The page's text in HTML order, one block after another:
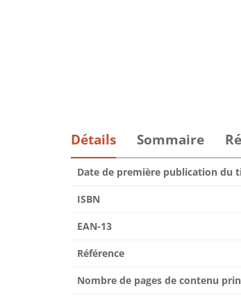
Détails Sommaire
Date de première publication du
ISBN
EAN-13
Référence
Nombre de pages de contenu